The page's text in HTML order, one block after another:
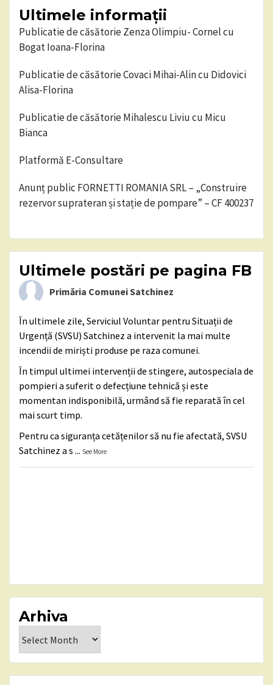
Ultimele informații
Publicatie de căsătorie Zenza Olimpiu- Cornel cu
Bogat Ioana-Florina
Publicatie de căsătorie Covaci Mihai-Alin cu Didovici
Alisa-Florina
Publicatie de căsătorie Mihalescu Liviu cu Micu
Bianca
Platformă E-Consultare
Anunț public FORNETTI ROMANIA SRL – „Construire
rezervor suprateran și stație de pompare” – CF 400237
Ultimele postări pe pagina FB
Primăria Comunei Satchinez
În ultimele zile, Serviciul Voluntar pentru Situații de
Urgență (SVSU) Satchinez a intervenit la mai multe
incendii de miriști produse pe raza comunei.
În timpul ultimei intervenții de stingere, autospeciala de
pompieri a suferit o defecțiune tehnică și este
momentan indisponibilă, urmând să fie reparată în cel
mai scurt timp.
Pentru ca siguranța cetățenilor să nu fie afectată, SVSU
Satchinez a s ... See More
Arhiva